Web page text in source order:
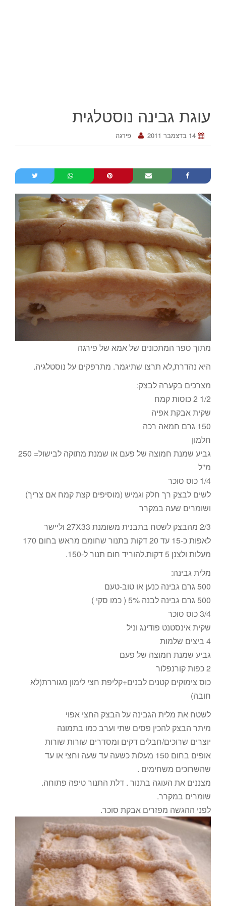
עוגת גבינה נוסטלגית
14 בדצמבר 2011 פירגה
מתוך ספר המתכונים של אמא של פירגה
היא נהדרת,לא תרצו שתיגמר. מתרפקים על נוסטלגיה.
מצרכים בקערה לבצק:
1/2 2 כוסות קמח
שקית אבקת אפיה
150 גרם חמאה רכה
חלמון
גביע שמנת חמוצה של פעם או שמנת מתוקה לבישול= 250
מ"ל
1/4 כוס סוכר
לשים לבצק רך חלק וגמיש (מוסיפים קצת קמח אם צריך)
ושומרים שעה במקרר
2/3 מהבצק לשטח בתבנית משומנת 27X33 וליישר
לאפות כ-15 עד 20 דקות בתנור שחומם מראש בחום 170
מעלות ולצנן 5 דקות.להוריד חום תנור ל-150.
מלית גבינה:
500 גרם גבינה כנען או טוב-טעם
500 גרם גבינה לבנה 5% ( כמו סקי )
3/4 כוס סוכר
שקית אינסטנט פודינג וניל
4 ביצים שלמות
גביע שמנת חמוצה של פעם
2 כפות קורנפלור
כוס צימוקים קטנים לבנים+קליפת חצי לימון מגוררת(לא
חובה)
לשטח את מלית הגבינה על הבצק החצי אפוי
מיתר הבצק להכין פסים שתי וערב כמו בתמונה
יוצרים שרוכים/חבלים דקים ומסדרים שורות שורות
אופים בחום 150 מעלות כשעה עד שעה וחצי או עד
שהשרוכים משחימים .
מצננים את העוגה בתנור . דלת התנור טיפה פתוחה.
שומרים במקרר.
לפני ההגשה מפזרים אבקת סוכר.